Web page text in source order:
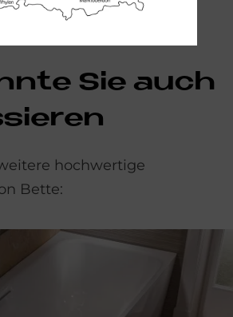
Sie auch
hochwertige
Bette: